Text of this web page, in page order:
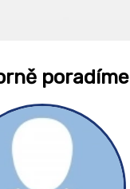
poradíme